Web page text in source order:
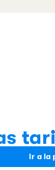
Ir a la